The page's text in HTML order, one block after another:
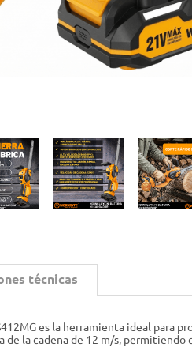
técnicas
es la herramienta ideal para
la cadena de 12 m/s,